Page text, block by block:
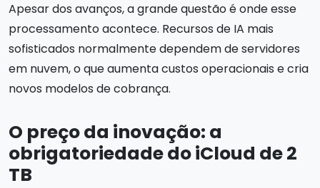
Apesar dos avanços, a grande questão é onde esse
processamento acontece. Recursos de IA mais
sofisticados normalmente dependem de servidores
em nuvem, o que aumenta custos operacionais e cria
novos modelos de cobrança.
O preço da inovação: a
obrigatoriedade do iCloud de 2
TB